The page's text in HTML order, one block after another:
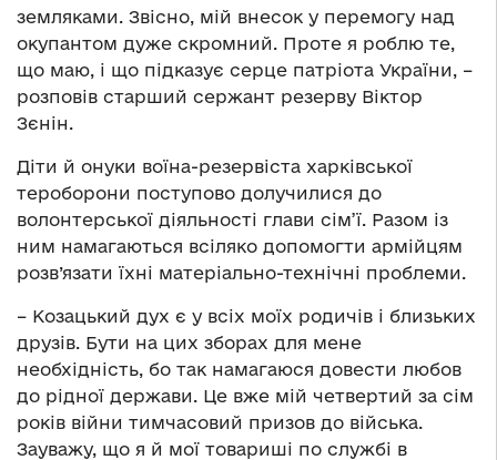
земляками. Звісно, мій внесок у перемогу над
окупантом дуже скромний. Проте я роблю те,
що маю, і що підказує серце патріота України, –
розповів старший сержант резерву Віктор
Зєнін.
Діти й онуки воїна-резервіста харківської
тероборони поступово долучилися до
волонтерської діяльності глави сім’ї. Разом із
ним намагаються всіляко допомогти армійцям
розв’язати їхні матеріально-технічні проблеми.
– Козацький дух є у всіх моїх родичів і близьких
друзів. Бути на цих зборах для мене
необхідність, бо так намагаюся довести любов
до рідної держави. Це вже мій четвертий за сім
років війни тимчасовий призов до війська.
Зауважу, що я й мої товариші по службі в